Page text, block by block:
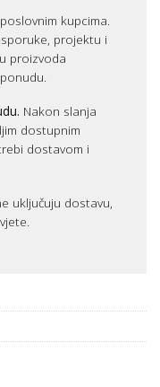
kupcima.
projektu i
proizvoda
Nakon slanja
dostupnim
dostavom i
uključuju dostavu,